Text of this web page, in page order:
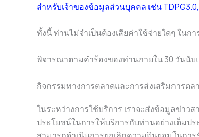
สำหรับเจ้าของข้อมูลส่วนบุคคล เช่น
ทั้งนี้ ท่านไม่จำเป็นต้องเสียค่าใช้จ่ายใดๆ ใน
พิจารณาตามคำร้องของท่านภายใน 30 วันนับ
กิจกรรมทางการตลาดและการส่งเสริมการตล
ในระหว่างการใช้บริการ เราจะส่งข้อมูลข่าว
ประโยชน์ในการให้บริการกับท่านอย่างเต็มป